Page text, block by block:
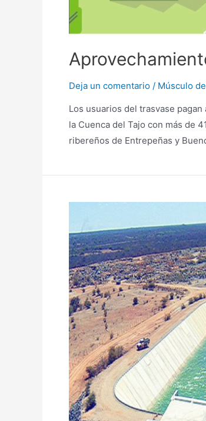
Deja un comentario / Músculo
Los usuarios del trasvase
la Cuenca del Tajo con más de
ribereños de Entrepeñas y